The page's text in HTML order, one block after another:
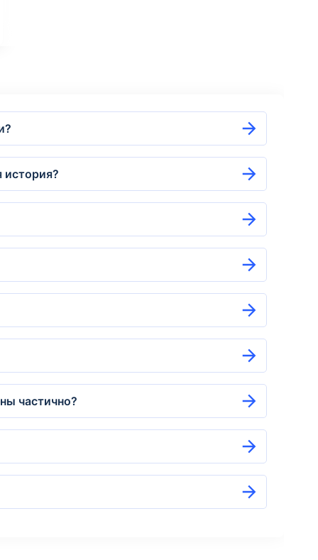
история?
частично?